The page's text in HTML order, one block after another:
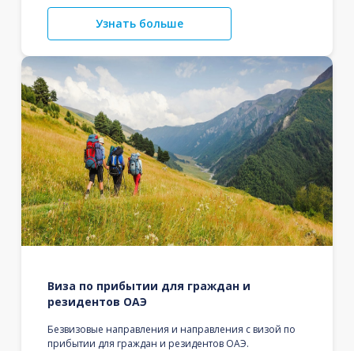
Узнать больше
Виза по прибытии для граждан и
резидентов ОАЭ
Безвизовые направления и направления с визой по
прибытии для граждан и резидентов ОАЭ.